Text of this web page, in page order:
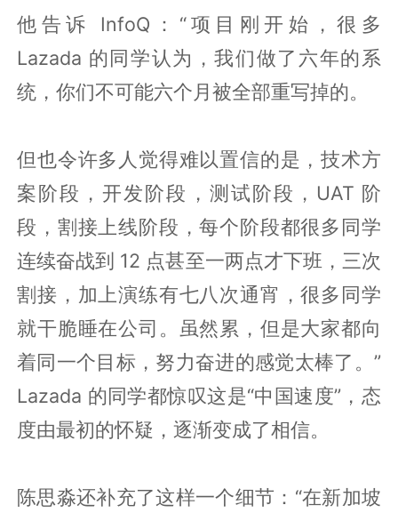
他告诉 InfoQ：“项目刚开始，很多
Lazada 的同学认为，我们做了六年的系
统，你们不可能六个月被全部重写掉的。
但也令许多人觉得难以置信的是，技术方
案阶段，开发阶段，测试阶段，UAT 阶
段，割接上线阶段，每个阶段都很多同学
连续奋战到 12 点甚至一两点才下班，三次
割接，加上演练有七八次通宵，很多同学
就干脆睡在公司。虽然累，但是大家都向
着同一个目标，努力奋进的感觉太棒了。”
Lazada 的同学都惊叹这是“中国速度”，态
度由最初的怀疑，逐渐变成了相信。
陈思淼还补充了这样一个细节：“在新加坡